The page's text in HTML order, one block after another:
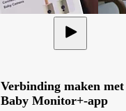
Verbinding maken met
Baby Monitor+-app